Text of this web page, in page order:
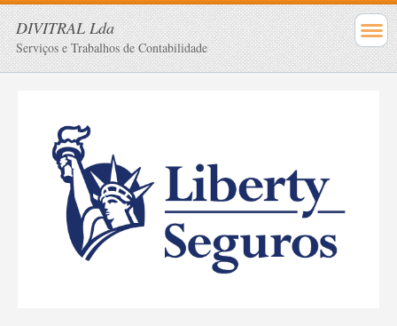
DIVITRAL Lda
Serviços e Trabalhos de Contabilidade